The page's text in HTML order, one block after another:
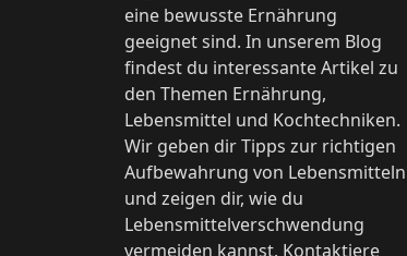
eine bewusste Ernährung
geeignet sind. In unserem Blog
findest du interessante Artikel zu
den Themen Ernährung,
Lebensmittel und Kochtechniken.
Wir geben dir Tipps zur richtigen
Aufbewahrung von Lebensmitteln
und zeigen dir, wie du
Lebensmittelverschwendung
vermeiden kannst. Kontaktiere